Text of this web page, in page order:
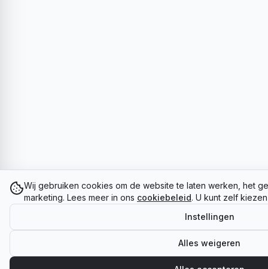
Wij gebruiken cookies om de website te laten werken, het
marketing. Lees meer in ons cookiebeleid. U kunt zelf
Instellingen
Alles weigeren